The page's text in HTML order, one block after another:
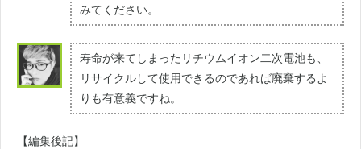
みてください。
寿命が来てしまったリチウムイオン二次電池も、
リサイクルして使用できるのであれば廃棄するよ
りも有意義ですね。
【編集後記】